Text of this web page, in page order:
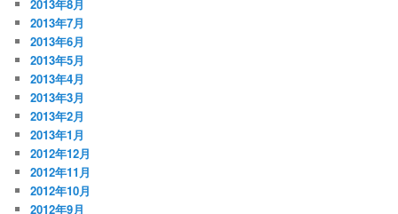
2013年8月
2013年7月
2013年6月
2013年5月
2013年4月
2013年3月
2013年2月
2013年1月
2012年12月
2012年11月
2012年10月
2012年9月